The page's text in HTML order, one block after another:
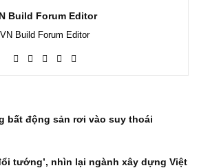
Build Forum Editor
VN Build Forum Editor
bất động sản rơi vào suy thoái
tướng’, nhìn lại ngành xây dựng Việt